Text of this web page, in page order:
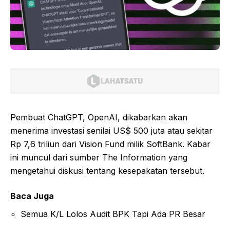
Pembuat ChatGPT, OpenAI, dikabarkan akan
menerima investasi senilai US$ 500 juta atau sekitar
Rp 7,6 triliun dari Vision Fund milik SoftBank. Kabar
ini muncul dari sumber The Information yang
mengetahui diskusi tentang kesepakatan tersebut.
Baca Juga
Semua K/L Lolos Audit BPK Tapi Ada PR Besar